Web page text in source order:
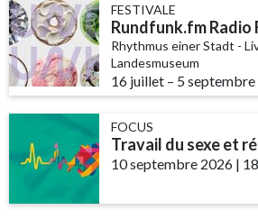
FESTIVALE
Rundfunk.fm Radio
Rhythmus einer Stadt -
Landesmuseum
16 juillet – 5
FOCUS
10 septembre 2026 |